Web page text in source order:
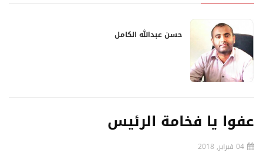
حسن عبدالله الكامل
عفوا يا فخامة الرئيس
04 فبراير, 2018